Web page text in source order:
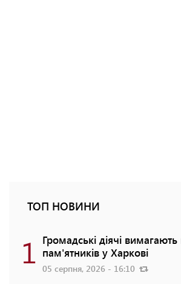
ТОП НОВИНИ
1 Громадські діячі
пам'ятників у Харкові
05 серпня, 2026 - 16:10